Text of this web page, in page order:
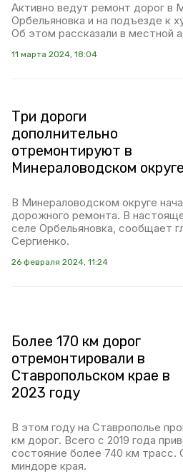
Активно ведут ремонт дорог в
Орбельяновка и на подъезде к
Об этом рассказали в местной
11 марта 2024, 18:04
Три дороги
дополнительно
отремонтируют в
Минераловодском округе
В Минераловодском округе
дорожного ремонта. В
селе Орбельяновка, сообщает
Сергиенко.
26 февраля 2024, 11:24
Более 170 км дорог
отремонтировали в
Ставропольском крае в
2023 году
В этом году на Ставрополье
км дорог. Всего с 2019 года
состояние более 740 км трасс.
миндоре края.